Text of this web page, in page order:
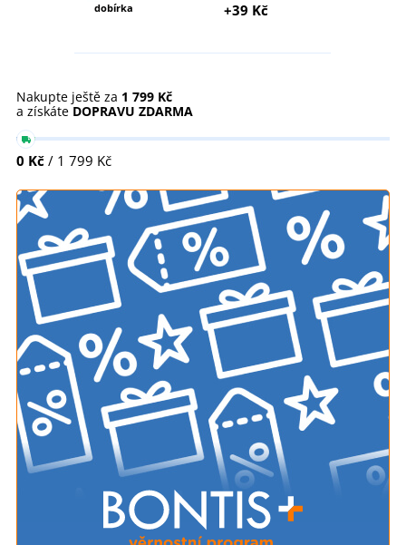
dobírka +39 Kč
Nakupte ještě za 1 799 Kč
a získáte DOPRAVU ZDARMA
0 Kč / 1 799 Kč